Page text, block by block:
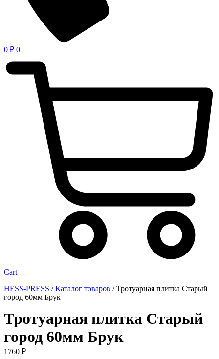
0 ₽ 0
Cart
HESS-PRESS /Каталог товаров /Тротуарная плитка Старый
город 60мм Брук
Тротуарная плитка Старый
город 60мм Брук
1760 ₽